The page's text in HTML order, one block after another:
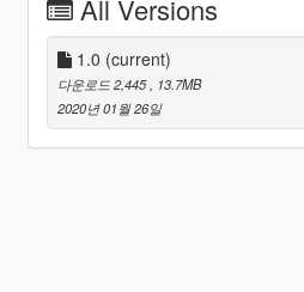
All Versions
1.0 (current)
다운로드 2,445 , 13.7MB
2020년 01월 26일